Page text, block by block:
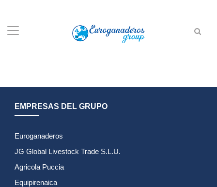
EMPRESAS DEL GRUPO
Euroganaderos
JG Global Livestock Trade S.L.U.
Agricola Puccia
Equipirenaica